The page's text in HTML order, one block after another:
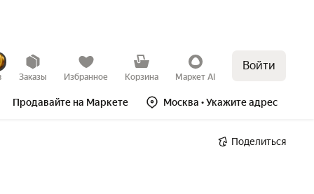
Заказы Избранное Корзина Маркет AI
Войти
Продавайте на Маркете Москва • Укажите адрес
Поделиться